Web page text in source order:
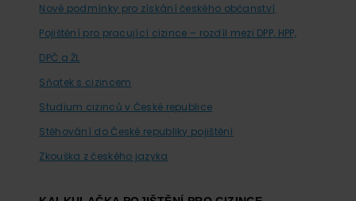
Nové podmínky pro získání českého občanství
Pojištění pro pracující cizince – rozdíl mezi DPP, HPP,
DPČ a ŽL
Sňatek s cizincem
Studium cizinců v České republice
Stěhování do České republiky pojištění
Zkouška z českého jazyka